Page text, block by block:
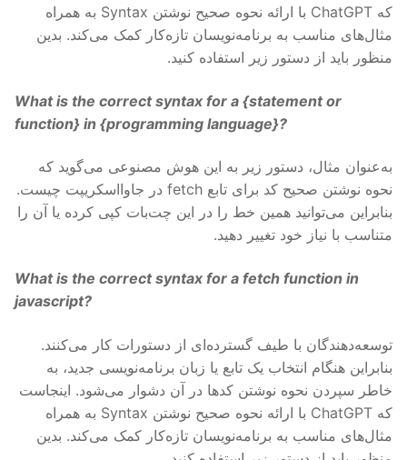
که ChatGPT با ارائه نحوه صحیح نوشتن Syntax به همراه
مثال‌های مناسب به برنامه‌نویسان تازه‌کار کمک می‌کند. بدین
منظور باید از دستور زیر استفاده کنید.
What is the correct syntax for a {statementor
function} in {programming language}?
به‌عنوان مثال، دستور زیر به این هوش مصنوعی می‌گوید که
نحوه نوشتن صحیح کد برای تابع fetch در جاوااسکریپت چیست.
بنابراین می‌توانید همین خط را در این چت‌بات کپی کرده یا آن را
متناسب با نیاز خود تغییر دهید.
What is the correct syntax for a fetch function in
javascript?
توسعه‌دهندگان با طیف گسترده‌ای از دستورات کار می‌کنند.
بنابراین هنگام انتخاب یک تابع یا زبان برنامه‌نویسی جدید، به
خاطر سپردن نحوه نوشتن کدها در آن دشوار می‌شود. اینجاست
که ChatGPT با ارائه نحوه صحیح نوشتن Syntax به همراه
مثال‌های مناسب به برنامه‌نویسان تازه‌کار کمک می‌کند. بدین